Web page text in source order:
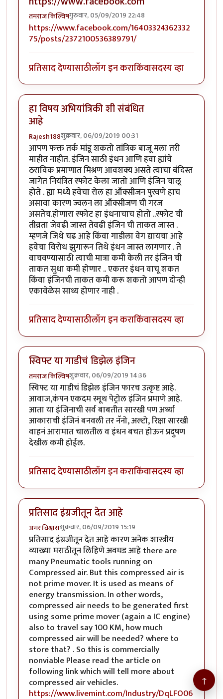
तमराज किल्विषगुरुवार, 05/09/2019 22:48
https://www.facebook.com/16403324362332
75/posts/2372100536389791/
प्रतिसाद देण्यासाठीलॉग इन कराकिंवासदस्य व्हा
हा विषय अभियांत्रिकी शी संबंधित
आहे
Rajesh188शुक्रवार, 06/09/2019 00:31
आपण फक्त तर्क मांडू शकतो तांत्रिक बाजू मला तरी
माहीत नाहीत. इंजिन साठी इंधन आणि हवा ह्यांचे
ठराविक प्रमाणात मिश्रण आवशक्य असते त्याचा बंदिस्त
जागेत नियंत्रित स्फोट केला जातो आणि इंजिन चालू
होते . ह्या मध्ये हवेचा रोल हा ऑक्सीजन पुरवणे हाच
असावा कारण ज्वलन ला ऑक्सीजण ची गरज
असतेच.होणारा स्फोट हा इंधनाचाच होतो ..स्फोट ची
तीव्रता जेवढी जास्त तेवढी इंजिन ची ताकत जास्त .
म्हणजे जिथे चढ आहे किंवा गाडीला वेग द्यायचा आहे
हवेचा विरोध झुगारून तिथे इंधन जास्त लागणार . ते
वाचवण्यासाठी त्याची मात्रा कमी केली तर इंजिन ची
ताकत सुधा कमी होणार .. एकतर इंधन वाचू शकत
किंवा इंजिनची ताकत कमी करू शकतो आपण दोन्ही
एकावेळेस साध्य होणार नाही .
प्रतिसाद देण्यासाठीलॉग इन कराकिंवासदस्य व्हा
स्विफ्ट या गाडीचं डिझेल इंजिन
तमराज किल्विषशुक्रवार, 06/09/2019 14:36
स्विफ्ट या गाडीचं डिझेल इंजिन फारच उत्कृष्ट आहे.
आवाज,कंपन एकदम स्मूथ पेट्रोल इंजिन प्रमाणे आहे.
आता या इंजिनाची सर्व बाबतीत सारखी पण अर्ध्या
आकाराची इंजिनं बनवली तर नॅनो, अल्टो, रिक्षा सारखी
वाहनं आरामात चालतील व इंधन बचत होऊन प्रदुषण
देखील कमी होईल.
प्रतिसाद देण्यासाठीलॉग इन कराकिंवासदस्य व्हा
प्रतिसाद इंग्रजीतून देत आहे
अमर विश्वासशुक्रवार, 06/09/2019 15:19
प्रतिसाद इंग्रजीतून देत आहे कारण अनेक शास्त्रीय
व्याख्या मराठीतून लिहिणे अवघड आहे there are
many Pneumatic tools running on
Compressed air. But this compressed air is
not prime mover. It is used as means of
energy transmission. In other words,
compressed air needs to be generated first
using some prime mover (again a IC engine)
also to travel say 100 KM, how much
compressed air will be needed? where to
store that? . So this is commercially
nonviable Please read the article on
following link which will tell more about
compressed air vehicles.
https://www.livemint.com/Industry/DqLFO06
↑